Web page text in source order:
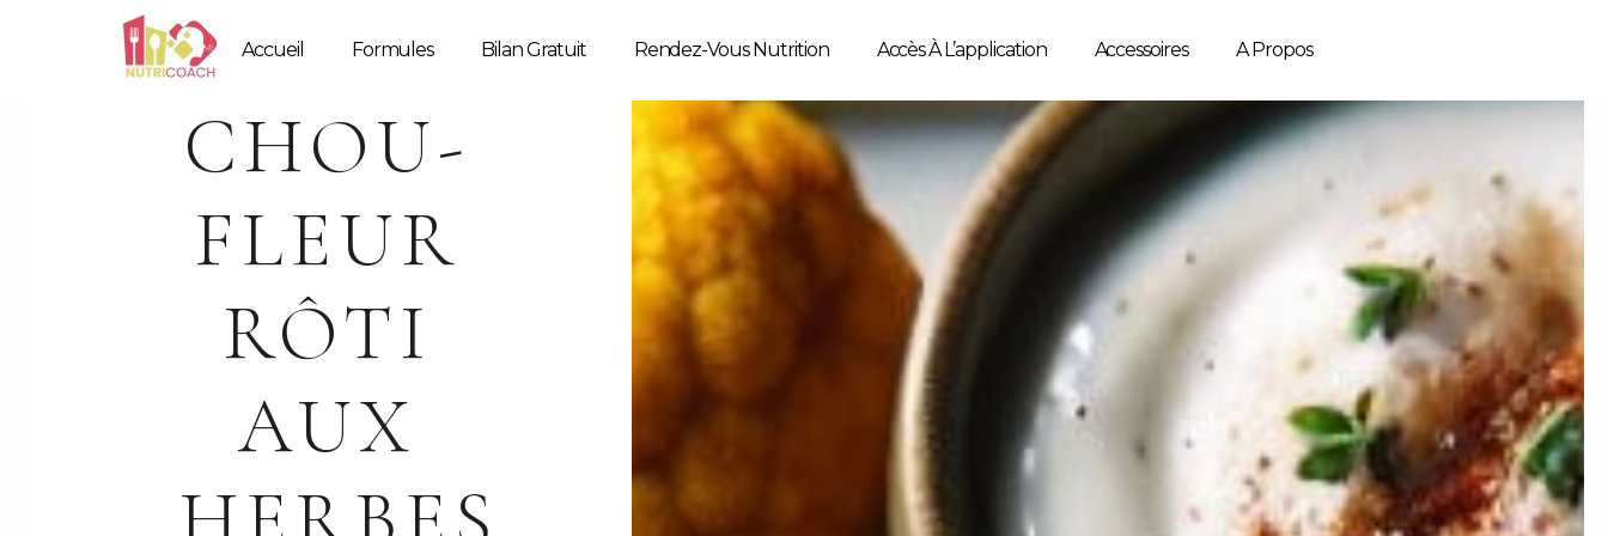
Accueil Formules Bilan Gratuit Rendez-Vous Nutrition Accès À L’application Accessoires A Propos
CHOU-
FLEUR
RÔTI
AUX